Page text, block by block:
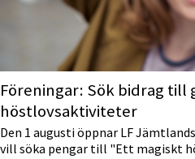
Föreningar: Sök bidrag till
höstlovsaktiviteter
Den 1 augusti öppnar LF
vill söka pengar till "Ett magiskt